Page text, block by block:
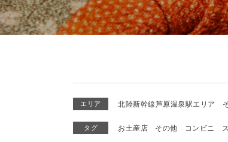
エリア 北陸新幹線芦原温泉駅エリア
タグ お土産店 その他 コンビニ